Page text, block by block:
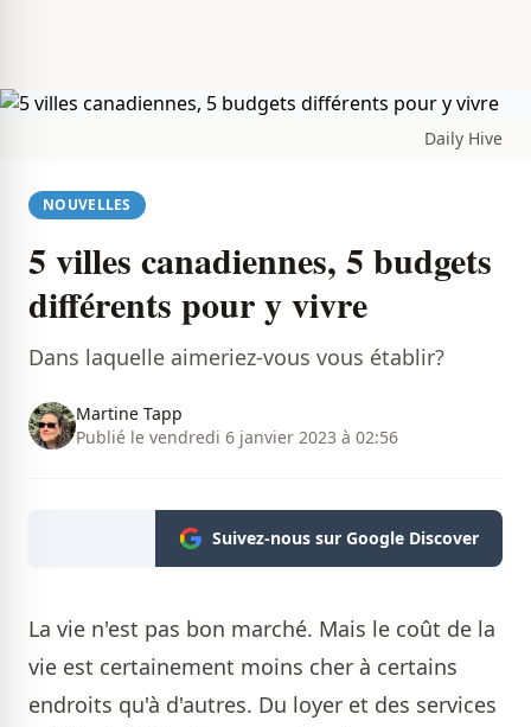
Daily Hive
NOUVELLES
5 villes canadiennes, 5 budgets
différents pour y vivre
Dans laquelle aimeriez-vous vous établir?
Martine Tapp
Publié le vendredi 6 janvier 2023 à 02:56
Suivez-nous sur Google Discover
La vie n'est pas bon marché. Mais le coût de la
vie est certainement moins cher à certains
endroits qu'à d'autres. Du loyer et des services